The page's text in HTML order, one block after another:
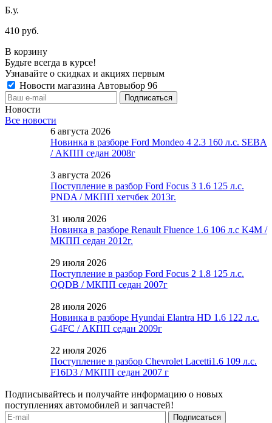
Б.у.
410 руб.
В корзину
Будьте всегда в курсе!
Узнавайте о скидках и акциях первым
Новости магазина Автовыбор 96
Новости
Все новости
6 августа 2026
Новинка в разборе Ford Mondeo 4 2.3 160 л.с. SEBA
/ АКПП седан 2008г
3 августа 2026
Поступление в разбор Ford Focus 3 1.6 125 л.с.
PNDA / МКПП хетчбек 2013г.
31 июля 2026
Новинка в разборе Renault Fluence 1.6 106 л.с K4M /
МКПП седан 2012г.
29 июля 2026
Поступление в разбор Ford Focus 2 1.8 125 л.с.
QQDB / МКПП седан 2007г
28 июля 2026
Новинка в разборе Hyundai Elantra HD 1.6 122 л.с.
G4FC / АКПП седан 2009г
22 июля 2026
Поступление в разбор Chevrolet Lacetti1.6 109 л.с.
F16D3 / МКПП седан 2007 г
Подписывайтесь и получайте информацию о новых
поступлениях автомобилей и запчастей!